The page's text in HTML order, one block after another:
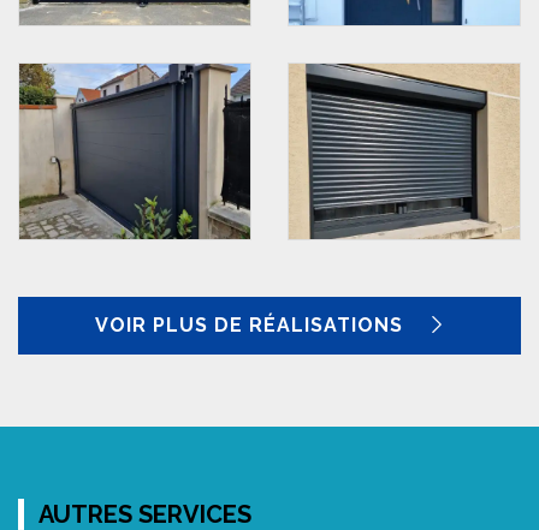
VOIR PLUS DE RÉALISATIONS
AUTRES SERVICES